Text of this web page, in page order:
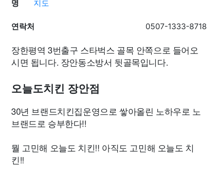
명
지도
연락처 0507-1333-8718
장한평역 3번출구 스타벅스 골목 안쪽으로 들어오
시면 됩니다. 장안동소방서 뒷골목입니다.
오늘도치킨 장안점
30년 브랜드치킨집운영으로 쌓아올린 노하우로 노
브랜드로 승부한다!!
뭘 고민해 오늘도 치킨!! 아직도 고민해 오늘도 치
킨!!